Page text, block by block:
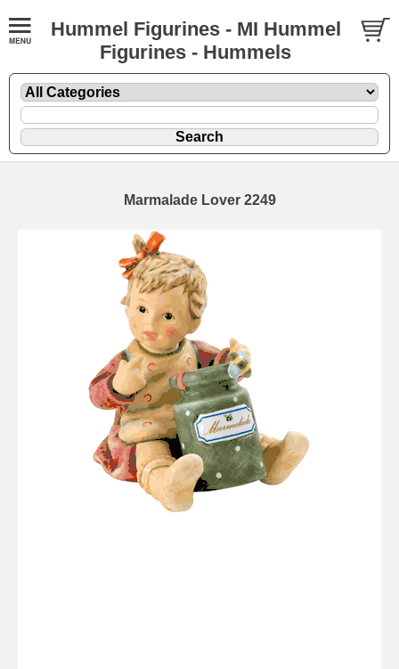
Hummel Figurines - MI Hummel
Figurines - Hummels
Marmalade Lover 2249